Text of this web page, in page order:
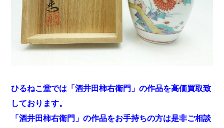
ひるねこ堂では「酒井田柿右衛門」の作品を高価買取致
しております。
「酒井田柿右衛門」の作品をお手持ちの方は是非ご相談